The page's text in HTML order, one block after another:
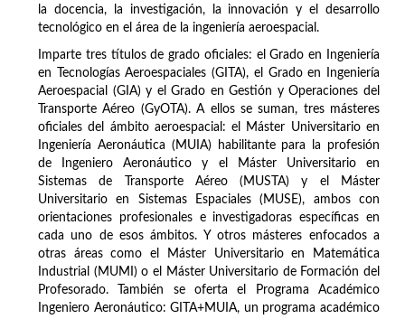
la docencia, la investigación, la innovación y el desarrollo
tecnológico en el área de la ingeniería aeroespacial.
Imparte tres títulos de grado oficiales: el Grado en Ingeniería
en Tecnologías Aeroespaciales (GITA), el Grado en Ingeniería
Aeroespacial (GIA) y el Grado en Gestión y Operaciones del
Transporte Aéreo (GyOTA). A ellos se suman, tres másteres
oficiales del ámbito aeroespacial: el Máster Universitario en
Ingeniería Aeronáutica (MUIA) habilitante para la profesión
de Ingeniero Aeronáutico y el Máster Universitario en
Sistemas de Transporte Aéreo (MUSTA) y el Máster
Universitario en Sistemas Espaciales (MUSE), ambos con
orientaciones profesionales e investigadoras específicas en
cada uno de esos ámbitos. Y otros másteres enfocados a
otras áreas como el Máster Universitario en Matemática
Industrial (MUMI) o el Máster Universitario de Formación del
Profesorado. También se oferta el Programa Académico
Ingeniero Aeronáutico: GITA+MUIA, un programa académico